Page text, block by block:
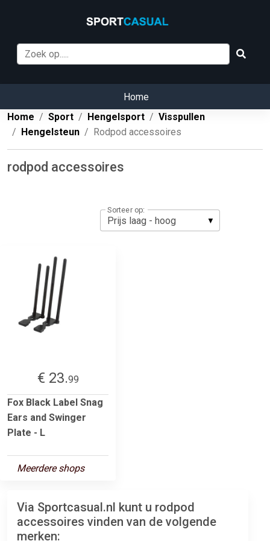
Home
Home
Sport Hengelsport
Visspullen
Hengelsteun
Rodpod accessoires
rodpod accessoires
Sorteer op:
€ 23.99
Fox Black Label Snag
Ears and Swinger
Plate - L
Meerdere shops
Via Sportcasual.nl kunt u rodpod
accessoires vinden van de volgende
merken: